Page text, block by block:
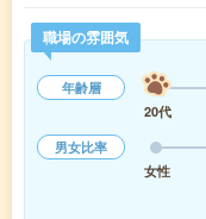
職場の雰囲気
年齢層
20代
男女比率
女性